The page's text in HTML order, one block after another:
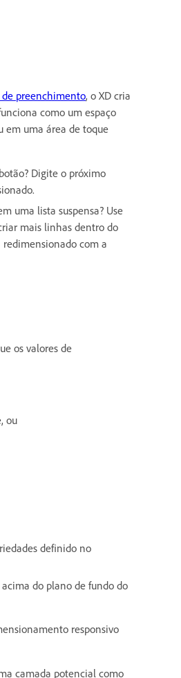
preenchimento, o XD cria
como um espaço
em uma área de toque
Digite o próximo
uma lista suspensa? Use
mais linhas dentro do
com a
os valores de
ou
definido no
do plano de fundo do
responsivo
camada potencial como